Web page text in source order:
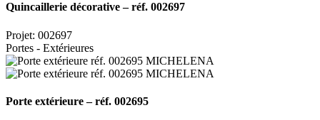
Quincaillerie décorative – réf. 002697
Projet: 002697
Portes - Extérieures
Porte extérieure – réf. 002695